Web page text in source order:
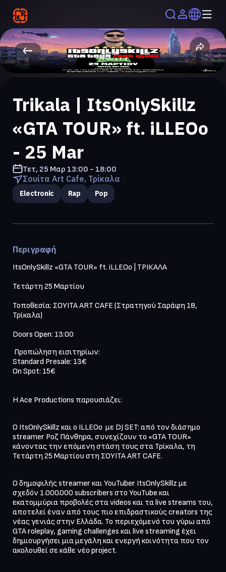
Trikala | ItsOnlySkillz
«GTA TOUR» ft. iLLEOo
- 25 Mar
Τετ, 25 Μαρ 13:00 - 18:00
Σουίτα Art Cafe, Τρίκαλα
Electronic Rap Pop
Περιγραφή
ItsOnlySkillz «GTA TOUR» ft. iLLEOo | ΤΡΙΚΑΛΑ
Τετάρτη 25 Μαρτίου
Τοποθεσία: ΣΟΥΙΤΑ ART CAFE (Στρατηγού Σαράφη 18,
Τρίκαλα)
Standard Presale: 13€
On Spot: 15€
Η Ace Productions παρουσιάζει:
Ο ItsOnlySkillz και ο ILLEOo  με DJ SET: από τον διάσημο
streamer Ροζ Πάνθηρα, συνεχίζουν το «GTA TOUR»
κάνοντας την επόμενη στάση τους στα Τρίκαλα, τη
Τετάρτη 25 Μαρτίου στη ΣΟΥΙΤΑ ART CAFE.
Ο δημοφιλής streamer και YouTuber ItsOnlySkillz με
σχεδόν 1.000.000 subscribers στο YouTube και
εκατομμύρια προβολές στα videos και τα live streams του,
αποτελεί έναν από τους πιο επιδραστικούς creators της
νέας γενιάς στην Ελλάδα. Το περιεχόμενό του γύρω από
GTA roleplay, gaming challenges και live streaming έχει
δημιουργήσει μια μεγάλη και ενεργή κοινότητα που τον
ακολουθεί σε κάθε νέο project.